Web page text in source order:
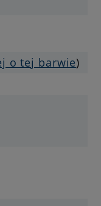
o tej barwie)